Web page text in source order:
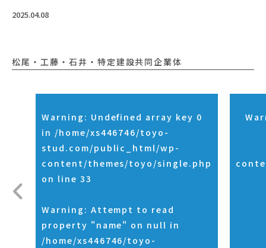
2025.04.08
松尾・工藤・石井・特定建設共同企業体
Warning : Undefined array key 0
in /home/xs446746/toyo-
stud.com/public_html/wp-
content/themes/toyo/single.php
on line 33
Warning : Attempt to read
property "name" on null in
/home/xs446746/toyo-